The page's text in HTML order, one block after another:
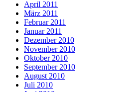
April 2011
März 2011
Februar 2011
Januar 2011
Dezember 2010
November 2010
Oktober 2010
September 2010
August 2010
Juli 2010